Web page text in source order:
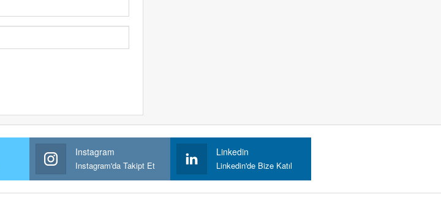
Instagram
Instagram'da Takipt Et
Linkedin
Linkedin'de Bize Katıl